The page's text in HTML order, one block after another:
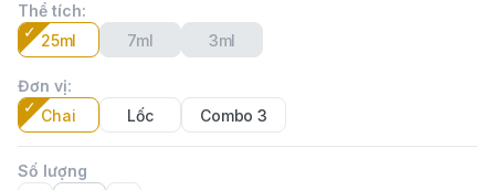
Thể tích:
25ml
7ml 3ml
Đơn vị:
Chai
Lốc Combo 3
Số lượng